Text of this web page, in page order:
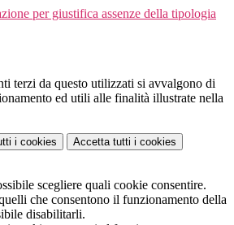
per giustifica assenze della tipologia
terzi da questo utilizzati si avvalgono di
ed utili alle finalità illustrate nella
i cookies Accetta tutti i cookies
scegliere quali cookie consentire.
che consentono il funzionamento della
disabilitarli.